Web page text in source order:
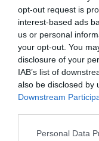
opt-out request is
interest-based ads
us or personal
your opt-out. You
disclosure of your
IAB’s list of
also be disclosed by
Downstream
Personal Data
στατιστικά.
Είχαν, λιγότερες
άουτ από το 1966,
99/183 με ποσοστό
53.9% κόντρα στην
χαμηλότερα που
θέση των Τούρκων